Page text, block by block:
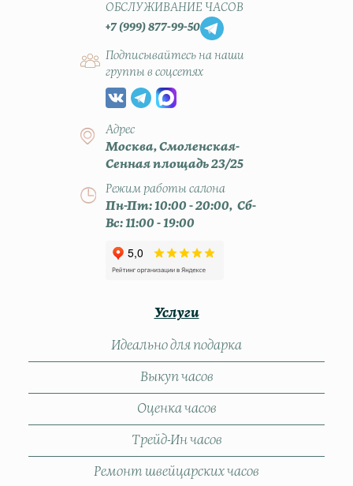
ОБСЛУЖИВАНИЕ ЧАСОВ
+7 (999) 877-99-50
Подписывайтесь на наши
группы в соцсетях
Адрес
Москва, Смоленская-
Сенная площадь 23/25
Режим работы салона
Пн-Пт: 10:00 - 20:00, Сб-
Вс: 11:00 - 19:00
Услуги
Идеально для подарка
Выкуп часов
Оценка часов
Трейд-Ин часов
Ремонт швейцарских часов